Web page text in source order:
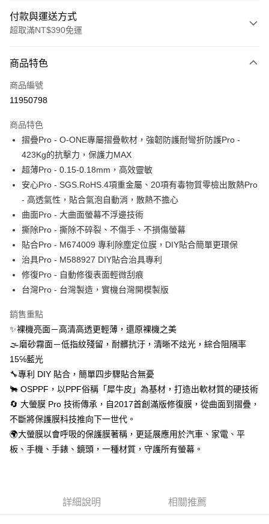
付款與運送方式
超取滿NT$390免運
信用卡一次付款
超商取貨付款
Apple Pay
街口支付
悠遊付
全盈+PAY
運送方式
每筆NT$60，滿NT$390(含以上)免運費
7-11取貨付款
宅配
每筆NT$55，滿NT$390(含以上)免運費
商品特色
商品編號
11950798
商品特色
摺疊Pro - O-ONE專屬摺疊軟材，強韌防護耐彎折防護Pro -
423Kg的抗擊力，保護力MAX
超薄Pro - 0.15-0.18mm，高效靈敏
安心Pro - SGS.RoHS.4項重金屬、20項有毒物質零檢出散熱Pro
- 高透氣性，貼合氣泡自動消，散熱不擔心
曲面Pro - 大曲面螢幕不浮邊技術
撕除Pro - 撕除不碎裂、不傷手、不損傷螢幕
貼合Pro - M674009 專利除塵定位膜，DIY貼合簡單更環保
治具Pro - M588927 DIY貼合治具專利
修復Pro - 自動修復表面輕微刮痕
台灣Pro - 台灣製造，實機台灣開模製版
銷售重點
✨裸機亮面－高清高透更輕薄，還原裸機之美
🌫磨砂霧面－低指紋殘留，耐髒抗汙，清晰不炫光，綜合阻隔率
15℅藍光
🔧專利 DIY 貼合，簡單四步驟貼合無憂
🐂 OSPPF，以PPF俗稱「犀牛皮」為基材，打造出軟材質的硬技術
🔄 大螢膜 Pro 技術傳承，自2017首創滿版修復膜，從曲面到摺疊，
不斷將保護膜科技推向下一世代。
🌍大螢膜以會呼吸的保護膜著稱，更延展應用於汽車、家電、平
板、手機、手錶、鏡頭，一種材質，守護所有螢幕。
詳細說明 相關推薦